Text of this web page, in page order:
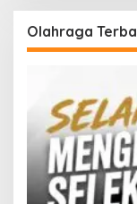
Olahraga